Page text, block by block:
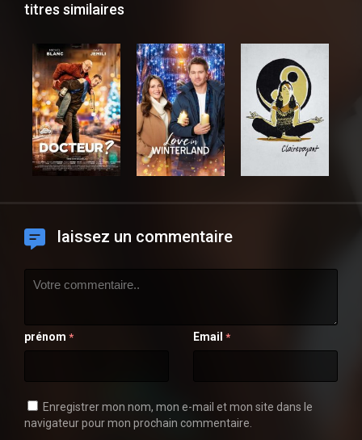
titres similaires
laissez un commentaire
prénom * Email *
Enregistrer mon nom, mon e-mail et mon site dans le
navigateur pour mon prochain commentaire.